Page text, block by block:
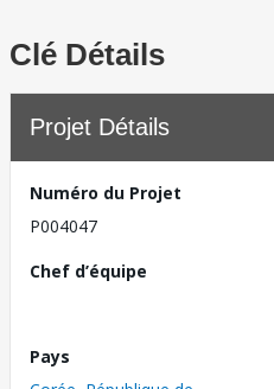
Clé Détails
Projet Détails
Numéro du Projet
P004047
Chef d’équipe
Pays